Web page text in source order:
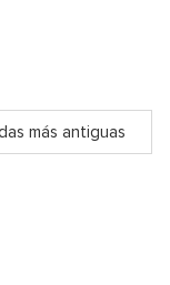
más antiguas